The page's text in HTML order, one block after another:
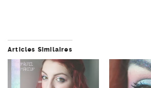
Articles Similaires